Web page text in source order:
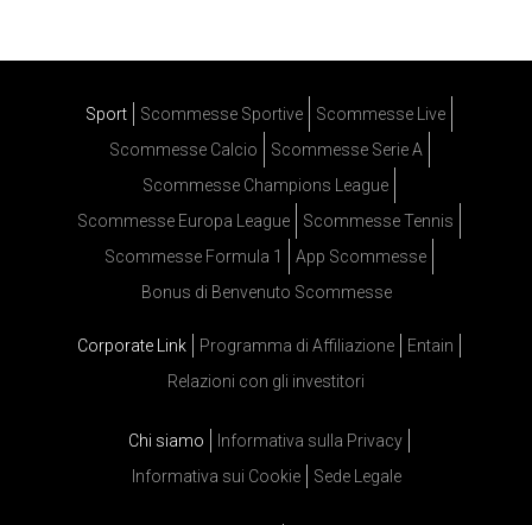
Sport Scommesse Sportive
Scommesse Live
Scommesse Calcio
Scommesse Serie A
Scommesse Champions League
Scommesse Europa League
Scommesse Tennis
Scommesse Formula 1
App Scommesse
Bonus di Benvenuto Scommesse
Corporate Link Programma di Affiliazione
Entain
Relazioni con gli investitori
Chi siamo
Informativa sulla Privacy
Informativa sui Cookie
Sede Legale